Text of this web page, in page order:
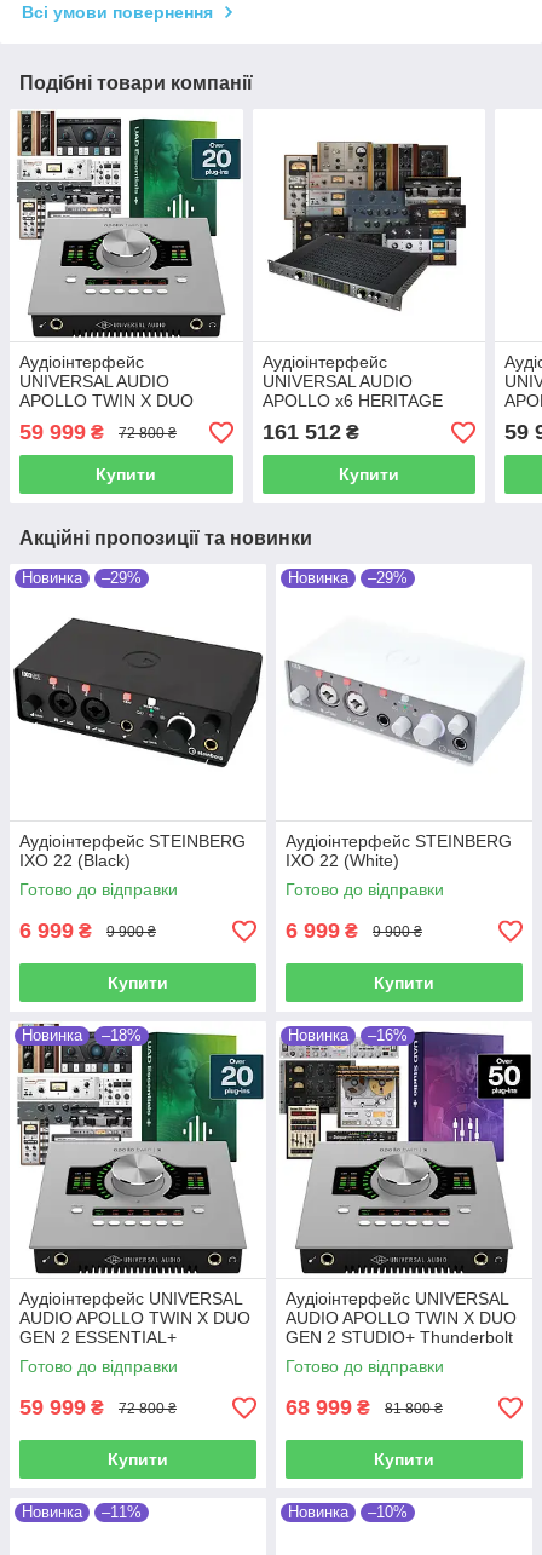
Всі умови повернення
Подібні товари компанії
Аудіоінтерфейс
UNIVERSAL AUDIO
APOLLO TWIN X DUO
GEN 2 ESSENTIAL+
Thunderbolt 3
59 999 ₴ 72 800 ₴
Купити
Аудіоінтерфейс
UNIVERSAL AUDIO
APOLLO x6 HERITAGE
EDITION
(Rack/Mac/Win/TB3)
161 512₴
Купити
59
Акційні пропозиції та новинки
Новинка –29%
Аудіоінтерфейс STEINBERG
IXO 22 (Black)
Готово до відправки
6 999 ₴ 9 900 ₴
Купити
Новинка –29%
Аудіоінтерфейс STEINBERG
IXO 22 (White)
Готово до відправки
6 999 ₴ 9 900 ₴
Купити
Новинка –18%
Аудіоінтерфейс UNIVERSAL
AUDIO APOLLO TWIN X DUO
GEN 2 ESSENTIAL+
Thunderbolt 3
Готово до відправки
59 999 ₴ 72 800 ₴
Купити
Новинка –16%
Аудіоінтерфейс UNIVERSAL
AUDIO APOLLO TWIN X DUO
GEN 2 STUDIO+ Thunderbolt
3
Готово до відправки
68 999 ₴ 81 800 ₴
Купити
Новинка –11% Новинка –10%